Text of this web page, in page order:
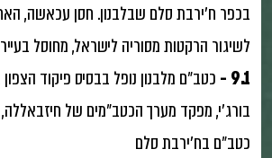
בכפר ח׳ירבת סלם שבלבנון. חסן עכאשה,
לשיגור הרקטות מסוריה לישראל, מחוסל
9.1 -
כטב״ם מלבנון נופל בבסיס פיקוד
בורג׳י, מפקד מערך הכטב״מים של
כטב״ם בח׳ירבת סלם